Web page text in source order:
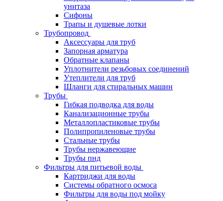
унитаза
Сифоны
Трапы и душевые лотки
Трубопровод
Аксессуары для труб
Запорная арматура
Обратные клапаны
Уплотнители резьбовых соединений
Утеплители для труб
Шланги для стиральных машин
Трубы
Гибкая подводка для воды
Канализационные трубы
Металлопластиковые трубы
Полипропиленовые трубы
Стальные трубы
Трубы нержавеющие
Трубы пнд
Фильтры для питьевой воды
Картриджи для воды
Системы обратного осмоса
Фильтры для воды под мойку